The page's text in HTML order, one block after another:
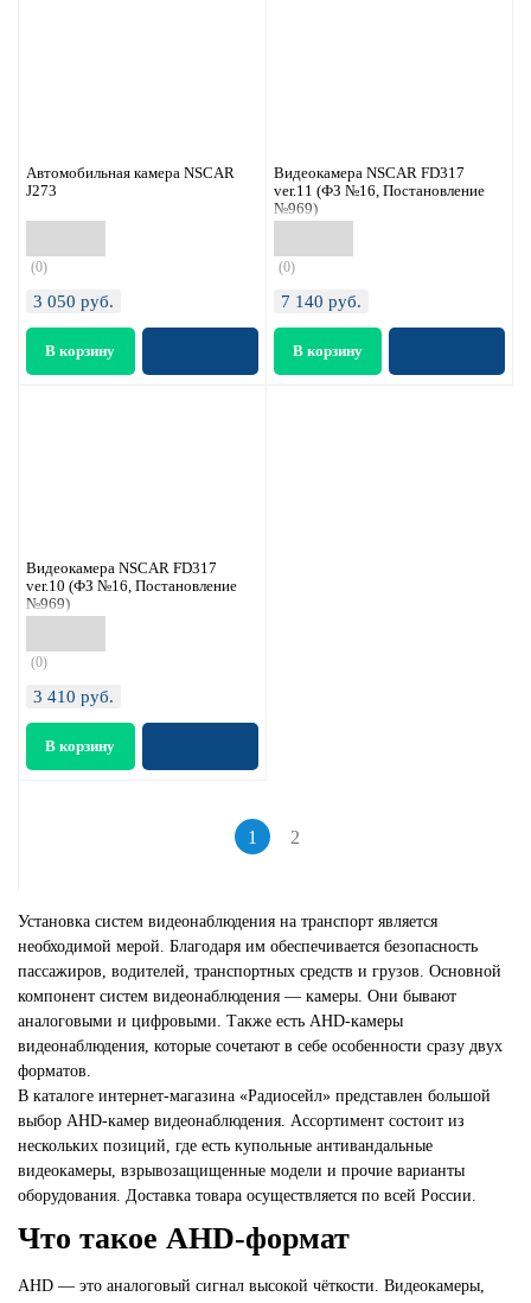
Автомобильная камера NSCAR
J273
(0)
3 050 руб.
Видеокамера NSCAR FD317
ver.11 (ФЗ №16, Постановление
№969)
(0)
7 140 руб.
Видеокамера NSCAR FD317
ver.10 (ФЗ №16, Постановление
№969)
(0)
3 410 руб.
1 2
Установка систем видеонаблюдения на транспорт является
необходимой мерой. Благодаря им обеспечивается безопасность
пассажиров, водителей, транспортных средств и грузов. Основной
компонент систем видеонаблюдения — камеры. Они бывают
аналоговыми и цифровыми. Также есть AHD-камеры
видеонаблюдения, которые сочетают в себе особенности сразу двух
форматов.
В каталоге интернет-магазина «Радиосейл» представлен большой
выбор AHD-камер видеонаблюдения. Ассортимент состоит из
нескольких позиций, где есть купольные антивандальные
видеокамеры, взрывозащищенные модели и прочие варианты
оборудования. Доставка товара осуществляется по всей России.
Что такое AHD-формат
AHD — это аналоговый сигнал высокой чёткости. Видеокамеры,